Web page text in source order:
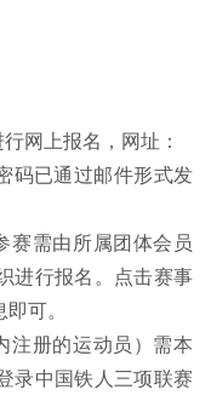
网上报名，网址：
码已通过邮件形式发
赛需由所属团体会员
进行报名。点击赛事
可。
注册的运动员）需本
录中国铁人三项联赛